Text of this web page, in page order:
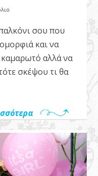
σου που
και να
καμαρωτό αλλά να
σκέψου τι θα